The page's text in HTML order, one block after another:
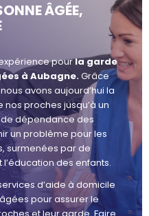
ÂGÉE,
pourla garde
à Aubagne.Grâce
avons aujourd’hui la
proches jusqu’à un
dépendance des
un problème pour les
surmenées par de
des enfants.
d’aide à domicile
pour assurer le